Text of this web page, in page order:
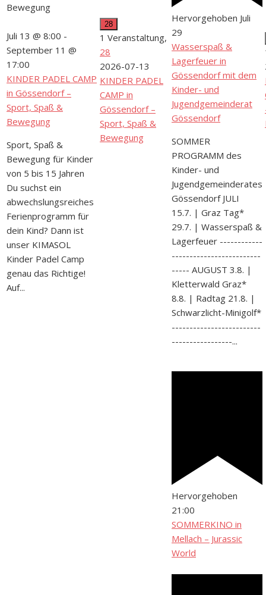
Bewegung
Juli 13 @ 8:00 -
September 11 @
17:00
KINDER PADEL CAMP
in Gössendorf –
Sport, Spaß &
Bewegung
Sport, Spaß &
Bewegung für Kinder
von 5 bis 15 Jahren
Du suchst ein
abwechslungsreiches
Ferienprogramm für
dein Kind? Dann ist
unser KIMASOL
Kinder Padel Camp
genau das Richtige!
Auf...
28
1 Veranstaltung,
28
2026-07-13
KINDER PADEL
CAMP in
Gössendorf –
Sport, Spaß &
Bewegung
Hervorgehoben Juli
29
Wasserspaß &
Lagerfeuer in
Gössendorf mit dem
Kinder- und
Jugendgemeinderat
Gössendorf
SOMMER
PROGRAMM des
Kinder- und
Jugendgemeinderates
Gössendorf JULI
15.7. | Graz Tag*
29.7. | Wasserspaß &
Lagerfeuer ------------
-------------------------
----- AUGUST 3.8. |
Kletterwald Graz*
8.8. | Radtag 21.8. |
Schwarzlicht-Minigolf*
-------------------------
-----------------...
Hervorgehoben
21:00
SOMMERKINO in
Mellach – Jurassic
World